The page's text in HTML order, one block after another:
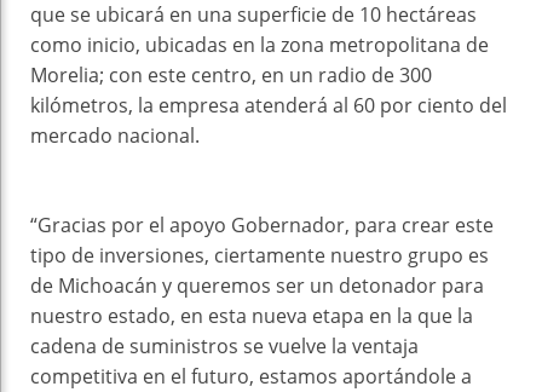
que se ubicará en una superficie de 10 hectáreas
como inicio, ubicadas en la zona metropolitana de
Morelia; con este centro, en un radio de 300
kilómetros, la empresa atenderá al 60 por ciento del
mercado nacional.
“Gracias por el apoyo Gobernador, para crear este
tipo de inversiones, ciertamente nuestro grupo es
de Michoacán y queremos ser un detonador para
nuestro estado, en esta nueva etapa en la que la
cadena de suministros se vuelve la ventaja
competitiva en el futuro, estamos aportándole a